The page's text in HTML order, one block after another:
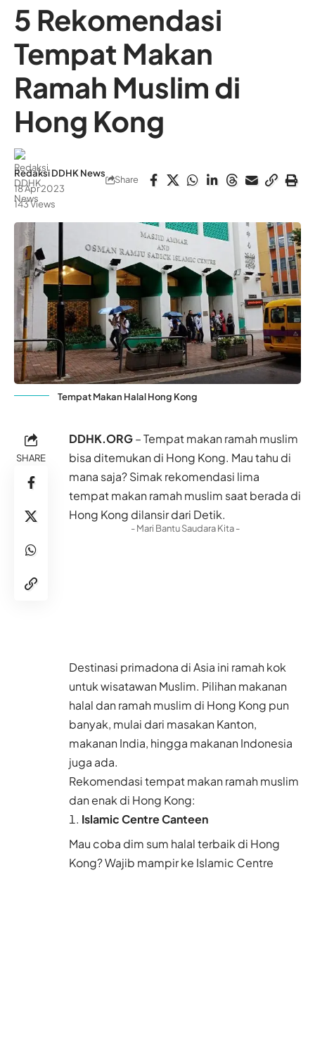
5 Rekomendasi
Tempat Makan
Ramah Muslim di
Hong Kong
Redaksi DDHK News
18 Apr 2023
143 Views
Share
Tempat Makan Halal Hong Kong
SHARE
DDHK.ORG– Tempat makan ramah muslim
bisa ditemukan di Hong Kong. Mau tahu di
mana saja? Simak rekomendasi lima
tempat makan ramah muslim saat berada di
Hong Kong dilansir dari Detik.
- Mari Bantu Saudara Kita -
Destinasi primadona di Asia ini ramah kok
untuk wisatawan Muslim. Pilihan makanan
halal dan ramah muslim di Hong Kong pun
banyak, mulai dari masakan Kanton,
makanan India, hingga makanan Indonesia
juga ada.
Rekomendasi tempat makan ramah muslim
dan enak di Hong Kong:
Islamic Centre Canteen
Mau coba dim sum halalterbaik di Hong
Kong? Wajib mampir ke Islamic Centre